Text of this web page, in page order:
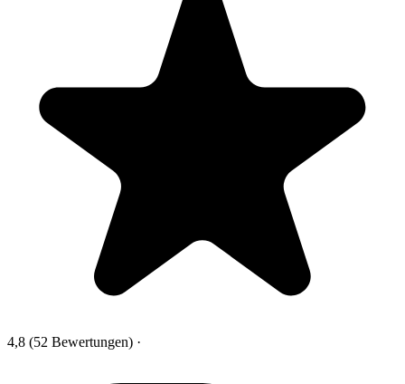
4,8 (52 Bewertungen) ·